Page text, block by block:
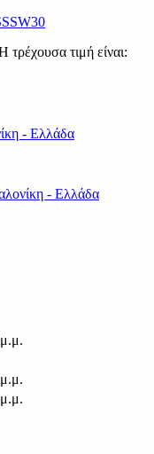
τρέχουσα τιμή είναι:
- Ελλάδα
- Ελλάδα